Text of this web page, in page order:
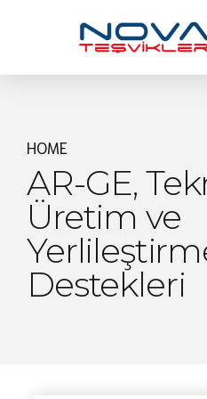
HOME
AR-GE,
Üretim ve
Destekleri